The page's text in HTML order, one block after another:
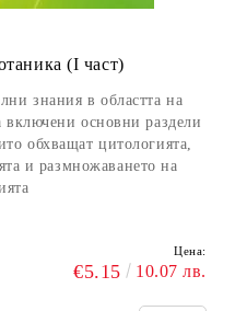
(I част)
знания в областта на
включени основни раздели
обхващат цитологията,
и размножаването на
Цена:
€5.15 10.07 лв.